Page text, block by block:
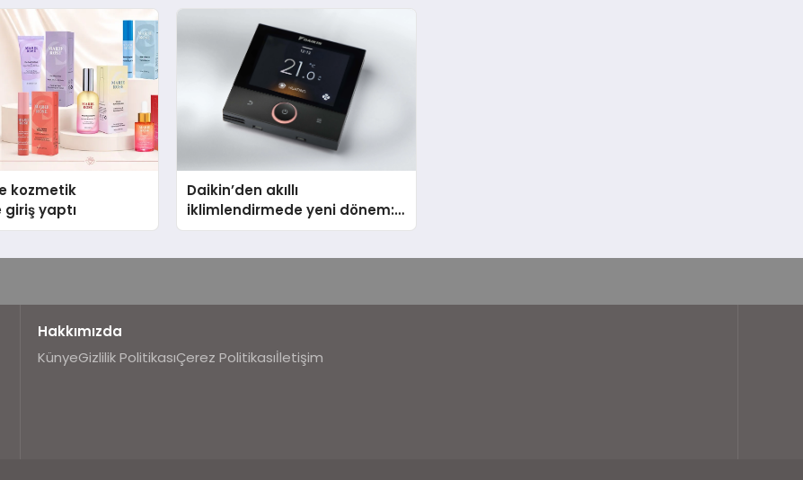
kozmetik
yaptı
Daikin’den akıllı
iklimlendirmede yeni dönem:
Madoka Plus Türkiye’de
Hakkımızda
KünyeGizlilik PolitikasıÇerez Politikasıİletişim